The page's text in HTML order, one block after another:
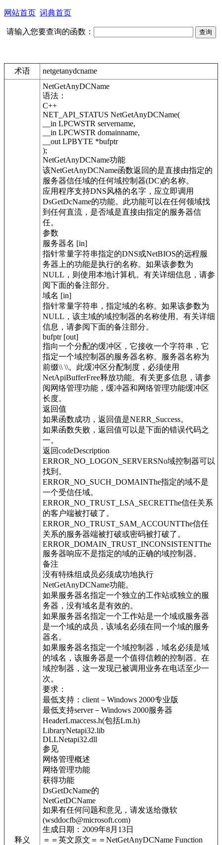
网站首页 词典首页
请输入您要查询的函数：
术语 netgetanydcname
释义
NetGetAnyDCName
语法：
C++
NET_API_STATUS NetGetAnyDCName(
__in LPCWSTR servername,
__in LPCWSTR domainname,
__out LPBYTE *bufptr
);
NetGetAnyDCName功能
该NetGetAnyDCName函数返回的是直接由指定的
服务器信任域的任何域控制器(DC)的名称。
应用程序支持DNS风格的名字，应立即调用
DsGetDcName的功能。此功能可以在任何领域找
到任何直流，是否域是直接由指定的服务器信
任。
参数
服务器名 [in]
指针常量字符串指定的DNS或NetBIOS的远程服
务器上的功能是执行的名称。如果该参数为
NULL，则使用本地计算机。有关详细信息，请参
阅下面的备注部分。
域名 [in]
指针常量字符串，指定域的名称。如果该参数为
NULL，该主域的域控制器的名称使用。有关详细
信息，请参阅下面的备注部分。
bufptr [out]
指向一个分配的缓冲区，它接收一个字符串，它
指定一个域控制器的服务器名称。服务器名称为
前缀\\ \\。此缓冲区分配制度，必须使用
NetApiBufferFree释放功能。有关更多信息，请参
阅网络管理功能，缓冲器和网络管理功能缓冲区
长度。
返回值
如果函数成功，返回值是NERR_Success。
如果函数失败，返回值可以是下面的错误代码之
一。
返回codeDescription
ERROR_NO_LOGON_SERVERSNo域控制器可以
找到。
ERROR_NO_SUCH_DOMAINThe指定的域不是
一个受信任域。
ERROR_NO_TRUST_LSA_SECRETThe信任关系
的客户端被打破了。
ERROR_NO_TRUST_SAM_ACCOUNTThe信任
关系的服务器端被打破或密码被打破了。
ERROR_DOMAIN_TRUST_INCONSISTENTThe
服务器响应不是指定的域的正确的域控制器。
备注
没有特殊组成员必须成功地执行
NetGetAnyDCName功能。
如果服务器名指定一个独立的工作站或独立的服
务器，没有域名是有效的。
如果服务器名指定一个工作站是一个域或服务器
是一个域的成员，该域名必须在同一个域的服务
器名。
如果服务器名指定一个域控制器，域名必须是域
的域名，该服务器是一个值得信赖的控制器。在
域控制器，这一发现已被调用业务在电话至少一
次。
要求：
最低支持：client－Windows 2000专业版
最低支持server－Windows 2000服务器
HeaderLmaccess.h(包括Lm.h)
LibraryNetapi32.lib
DLLNetapi32.dll
参见
网络管理概述
网络管理功能
获得功能
DsGetDcName的
NetGetDCName
如果有任何问题和意见，请发送给微软
(wsddocfb@microsoft.com)
生成日期：2009年8月13日
＝＝英文原文＝＝NetGetAnyDCName Function